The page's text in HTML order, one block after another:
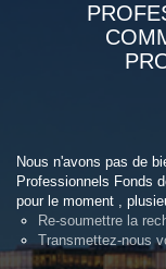
Nous n'avons pas de
Professionnels Fonds
pour le moment ,
Re-soumettre la
Transmettez-nous